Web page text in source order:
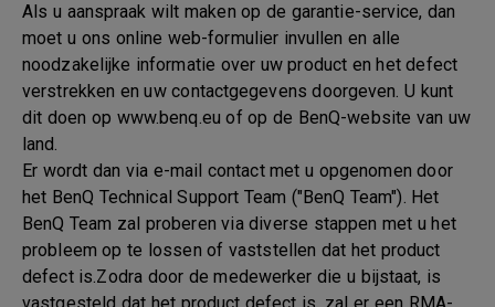
Als u aanspraak wilt maken op de garantie-service, dan
moet u ons online web-formulier invullen en alle
noodzakelijke informatie over uw product en het defect
verstrekken en uw contactgegevens doorgeven. U kunt
dit doen op www.benq.eu of op de BenQ-website van uw
land.
Er wordt dan via e-mail contact met u opgenomen door
het BenQ Technical Support Team ("BenQ Team"). Het
BenQ Team zal proberen via diverse stappen met u het
probleem op te lossen of vaststellen dat het product
defect is.Zodra door de medewerker die u bijstaat, is